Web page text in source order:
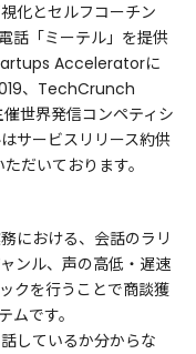
化とセルフコーチン
話「ミーテル」を提供
Acceleratorに
、TechCrunch
世界発信コンペティシ
サービスリリース約供
だいております。
における、会話のラリ
ンル、声の高低・遅速
クを行うことで商談獲
です。
しているか分からな